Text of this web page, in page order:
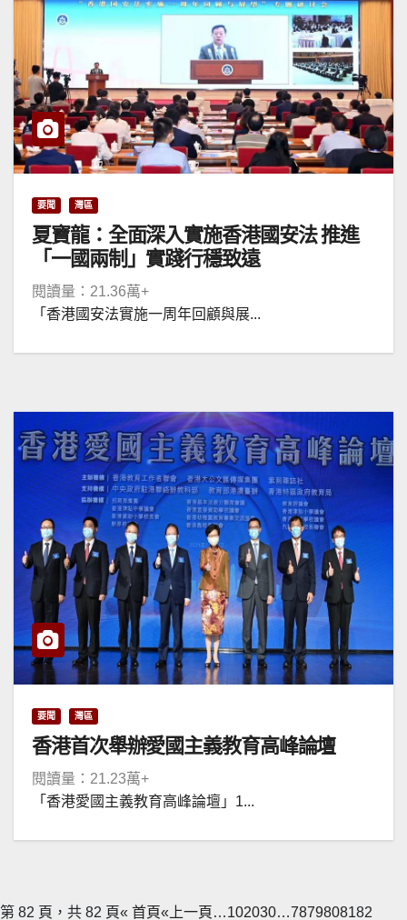
要聞 灣區
夏寶龍：全面深入實施香港國安法 推進
「一國兩制」實踐行穩致遠
閱讀量：21.36萬+
「香港國安法實施一周年回顧與展...
要聞 灣區
香港首次舉辦愛國主義教育高峰論壇
閱讀量：21.23萬+
「香港愛國主義教育高峰論壇」1...
第 82 頁，共 82 頁« 首頁«上一頁 …102030…7879808182